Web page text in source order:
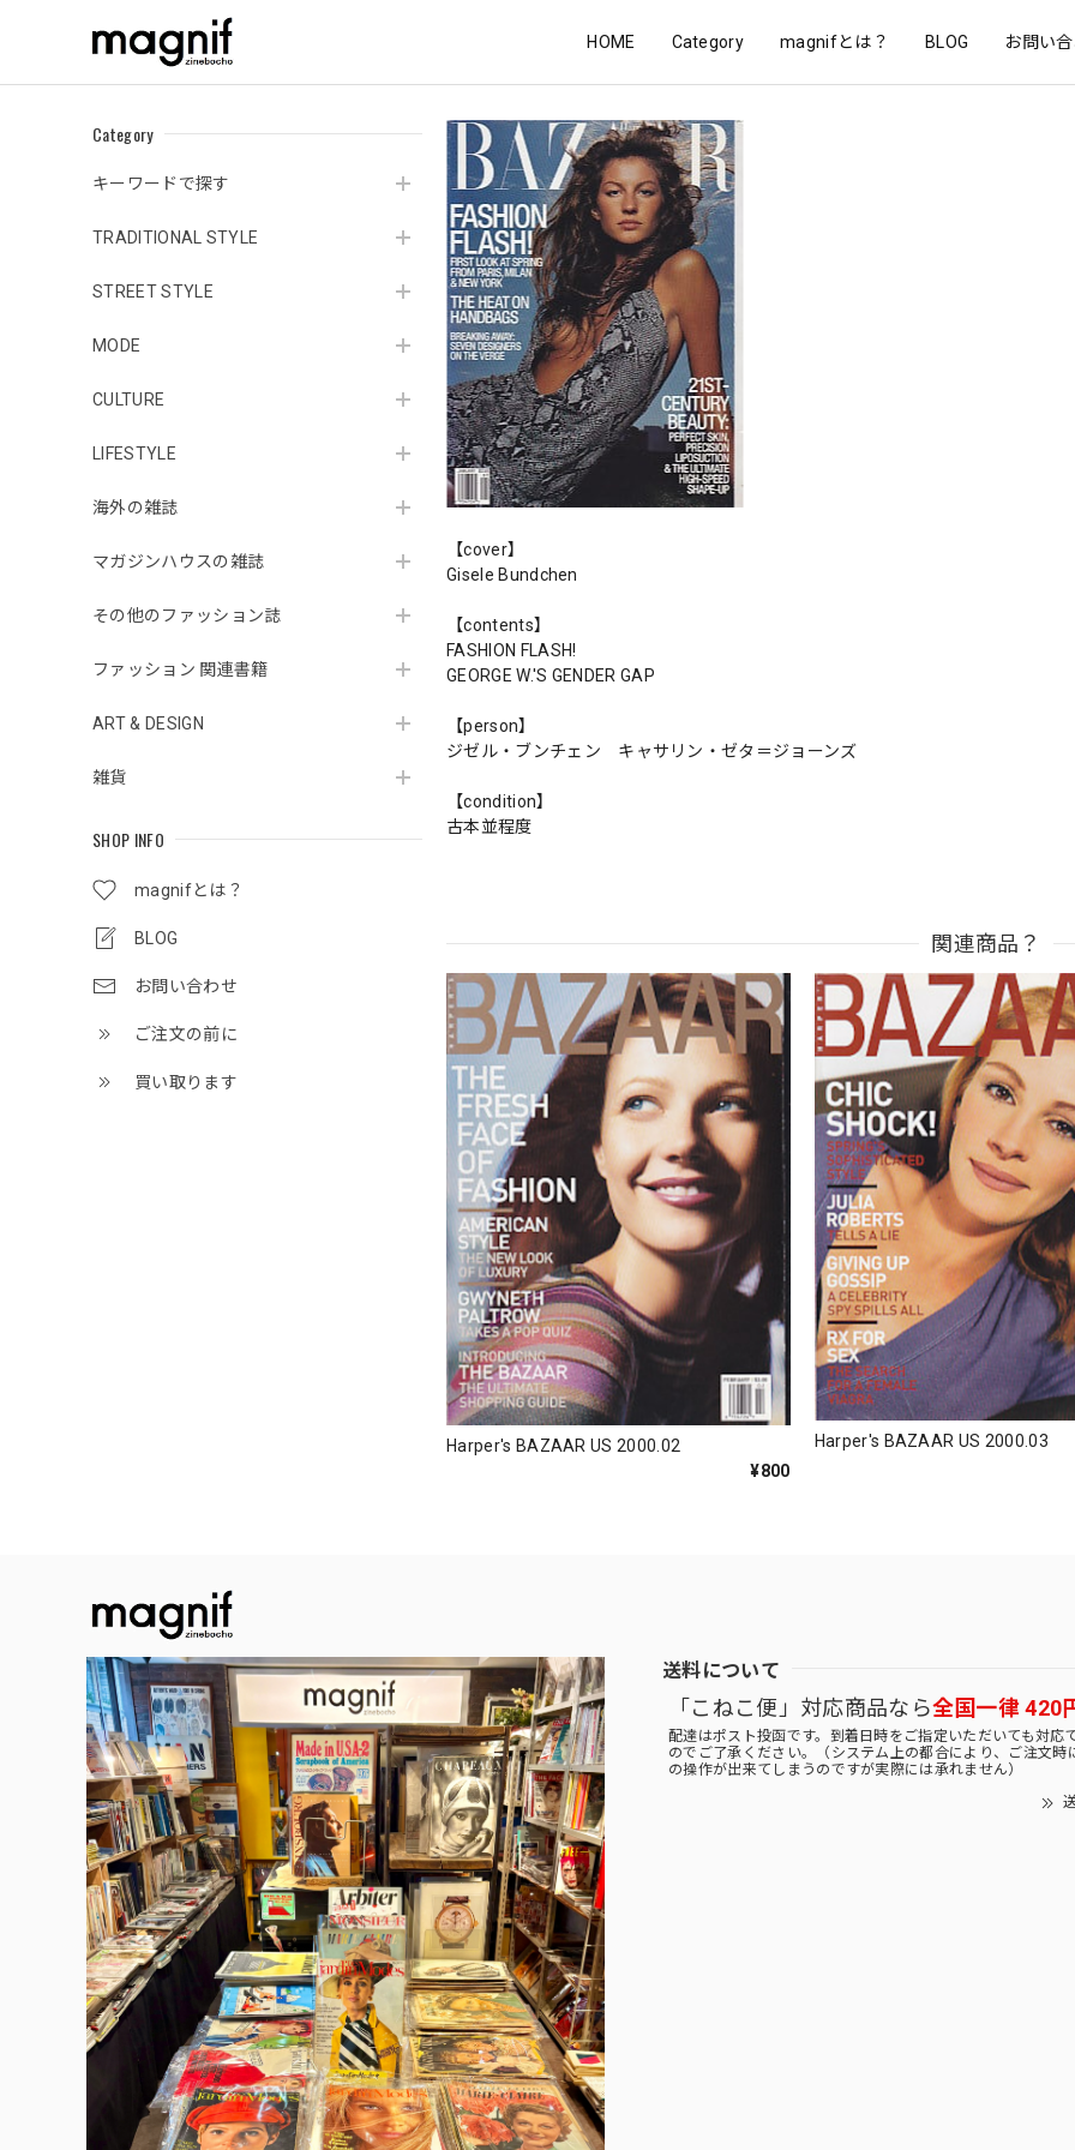
HOME Category magnifとは？ BLOG お問い
Category
キーワードで探す
TRADITIONAL STYLE
STREET STYLE
MODE
CULTURE
LIFESTYLE
海外の雑誌
マガジンハウスの雑誌
その他のファッション誌
ファッション 関連書籍
ART & DESIGN
雑貨
SHOP INFO
magnifとは？
BLOG
お問い合わせ
ご注文の前に
買い取ります
【cover】
Gisele Bundchen
【contents】
FASHION FLASH!
GEORGE W.'S GENDER GAP
【person】
ジゼル・ブンチェン キャサリン・ゼタ＝ジョーンズ
【condition】
古本並程度
関連商品？
Harper's BAZAAR US 2000.02
¥800
Harper's BAZAAR US 2000.03
送料について
「こねこ便」対応商品なら全国一律 420
配達はポスト投函です。到着日時をご指定いただいても対応
のでご了承ください。（システム上の都合により、ご注文時
の操作が出来てしまうのですが実際には承れません）